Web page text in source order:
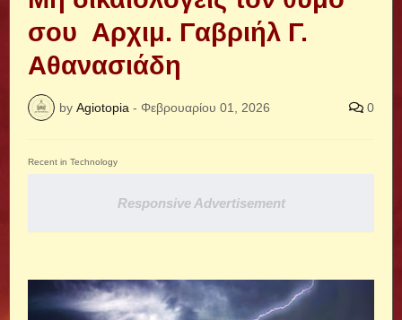
σου Αρχιμ. Γαβριήλ Γ.
Αθανασιάδη
by Agiotopia - Φεβρουαρίου 01, 2026 0
Recent in Technology
Responsive Advertisement